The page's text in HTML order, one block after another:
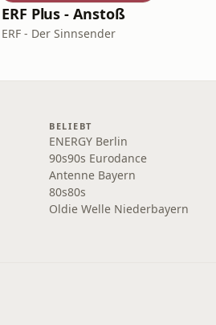
ERF Plus - Anstoß
ERF - Der Sinnsender
BELIEBT
ENERGY Berlin
90s90s Eurodance
Antenne Bayern
80s80s
Oldie Welle Niederbayern